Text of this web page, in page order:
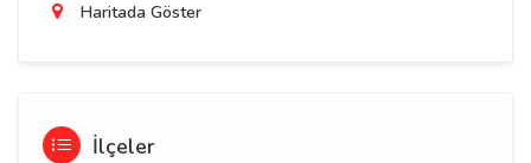
Haritada Göster
İlçeler